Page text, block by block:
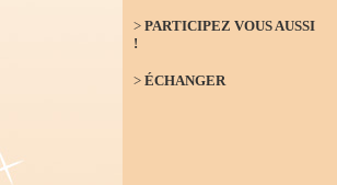
> PARTICIPEZ VOUS AUSSI
!
> ÉCHANGER